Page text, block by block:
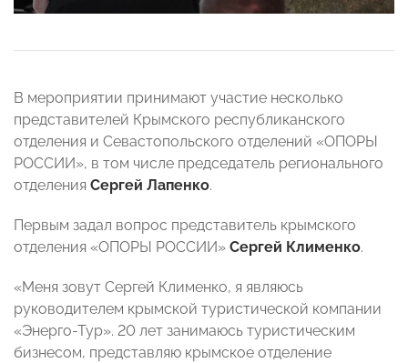
В мероприятии принимают участие несколько
представителей Крымского республиканского
отделения и Севастопольского отделений «ОПОРЫ
РОССИИ», в том числе председатель регионального
отделения Сергей Лапенко.
Первым задал вопрос представитель крымского
отделения «ОПОРЫ РОССИИ» Сергей Клименко.
«Меня зовут Сергей Клименко, я являюсь
руководителем крымской туристической компании
«Энерго-Тур». 20 лет занимаюсь туристическим
бизнесом, представляю крымское отделение